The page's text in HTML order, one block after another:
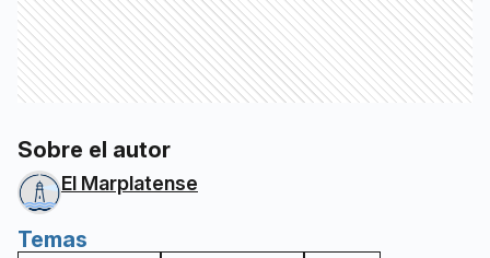
Sobre el autor
El Marplatense
Temas